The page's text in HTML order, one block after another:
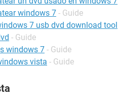
windows 7 - Guide
7 usb dvd download tool
- Guide
windows 7 - Guide
vista - Guide